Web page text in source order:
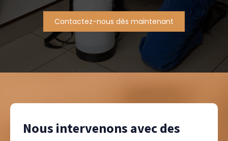
Contactez-nous dès maintenant
Nous intervenons avec des